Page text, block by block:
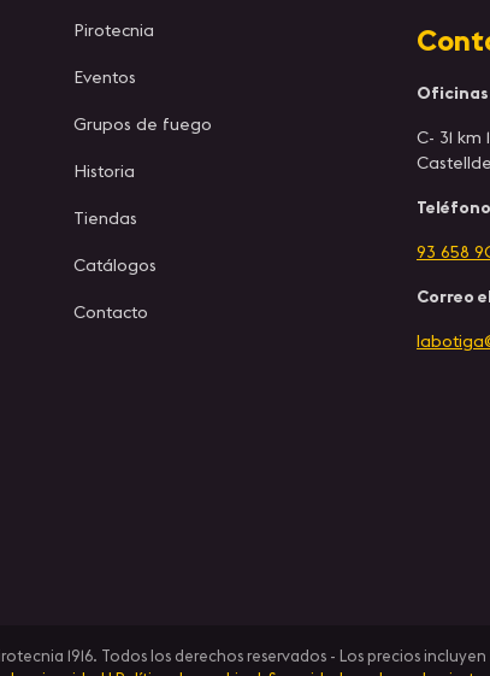
Pirotecnia
Eventos
Grupos de fuego
Historia
Tiendas
Catálogos
Contacto
C- 31
Teléfono
93 658
Correo
1916. Todos los derechos reservados - Los precios incluyen